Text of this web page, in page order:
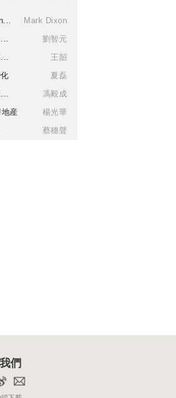
Mark Dixon
劉智元
王韶
夏磊
馮毅成
産
楊光華
蔡穗聲
們